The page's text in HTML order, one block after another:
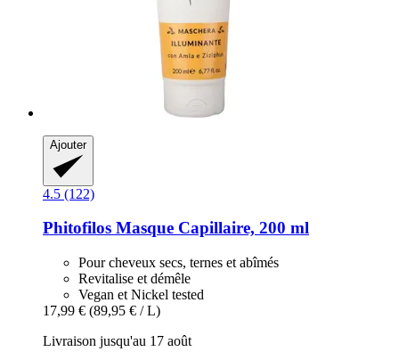
Ajouter
4.5 (122)
Phitofilos Masque Capillaire, 200 ml
Pour cheveux secs, ternes et abîmés
Revitalise et démêle
Vegan et Nickel tested
17,99 € (89,95 € / L)
Livraison jusqu'au 17 août